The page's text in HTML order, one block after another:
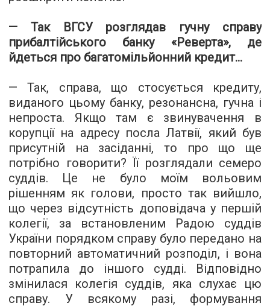
— Так ВГСУ розглядав гучну справу
прибалтійського банку «Реверта», де
йдеться про багатомільйонний кредит...
— Так, справа, що стосується кредиту,
виданого цьому банку, резонансна, гучна і
непроста. Якщо там є звинувачення в
корупції на адресу посла Латвії, який був
присутній на засіданні, то про що ще
потрібно говорити? Її розглядали семеро
суддів. Це не було моїм вольовим
рішенням як голови, просто так вийшло,
що через відсутність доповідача у першій
колегії, за встановленим Радою суддів
України порядком справу було передано на
повторний автоматичний розподіл, і вона
потрапила до іншого судді. Відповідно
змінилася колегія суддів, яка слухає цю
справу. У всякому разі, формування